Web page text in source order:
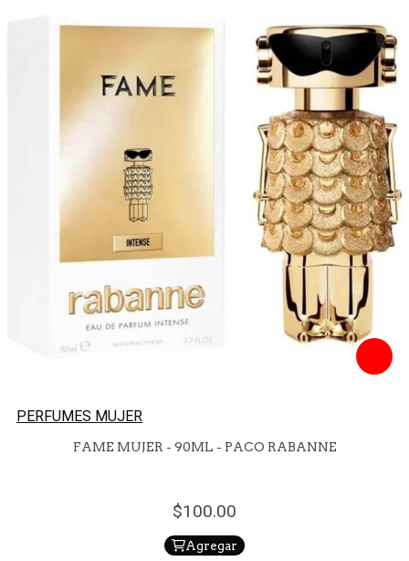
PERFUMES MUJER
FAME MUJER - 90ML - PACO RABANNE
100.00
Agregar